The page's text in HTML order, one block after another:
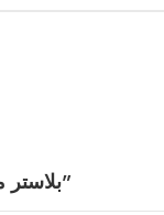
Be the first to review “بلاستر مدور 500”